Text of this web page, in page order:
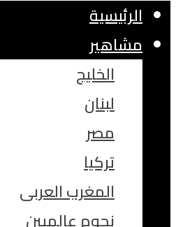
الرئيسية
مشاهير
الخليج
لبنان
مصر
تركيا
المغرب العربى
نجوم عالميين